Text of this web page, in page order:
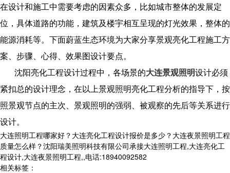
在设计和施工中需要考虑的因素众多，比如城市整体的发展定
位，具体道路的功能，建筑及楼宇相互呈现的灯光效果，整体的
能源消耗等。下面蔚蓝生态环境为大家分享景观亮化工程施工方
案、步骤、心得、效果图设计要点。
沈阳亮化工程设计过程中，各场景的大连景观照明设计必须
紧扣总的设计理念，在以上景观照明亮化工程分析的指导下，按
照景观节点的主次、景观照明的强弱、被观察的先后等关系进行
设计。
大连照明工程哪家好？大连亮化工程设计报价是多少？大连夜景照明工程
质量怎么样？沈阳瑞美照明科技有限公司承接大连照明工程,大连亮化工
程设计,大连夜景照明工程,,电话:18940092582
相关标签：